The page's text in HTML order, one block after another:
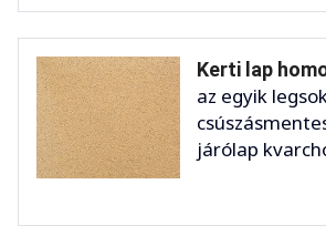
Kerti lap
az egyik
járólap